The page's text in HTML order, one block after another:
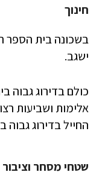
חינוך
בשכונה בית הספר
ישגב.
כולם בדירוג גבוה
אלימות ושביעות
החייל בדירוג גבוה
שטחי מסחר וציבור